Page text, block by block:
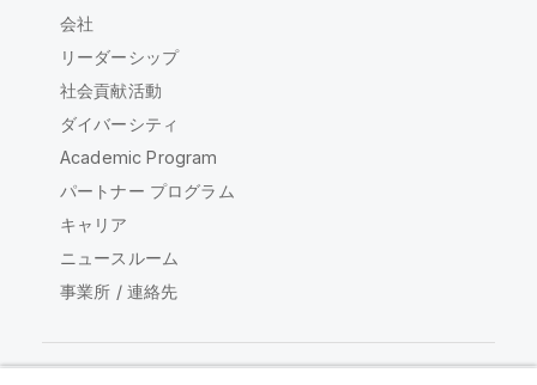
会社
リーダーシップ
社会貢献活動
ダイバーシティ
Academic Program
パートナー プログラム
キャリア
ニュースルーム
事業所 / 連絡先